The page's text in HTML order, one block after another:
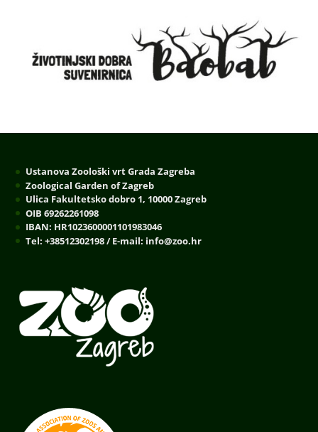
Ustanova Zoološki vrt Grada Zagreba
Zoological Garden of Zagreb
Ulica Fakultetsko dobro 1, 10000 Zagreb
OIB 69262261098
IBAN: HR1023600001101983046
Tel: +38512302198 / E-mail: info@zoo.hr